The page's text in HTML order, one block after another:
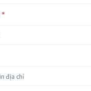
*